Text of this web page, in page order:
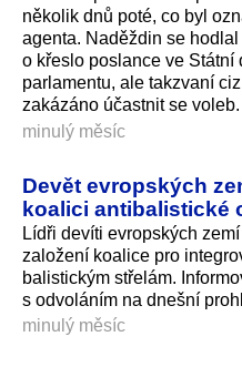
několik dnů poté, co byl
agenta. Naděždin se
o křeslo poslance ve Státní
parlamentu, ale takzvaní
zakázáno účastnit se voleb.
minulý měsíc
Devět evropských
koalici antibalistické
Lídři devíti evropských
založení koalice pro
balistickým střelám.
s odvoláním na dnešní
minulý měsíc